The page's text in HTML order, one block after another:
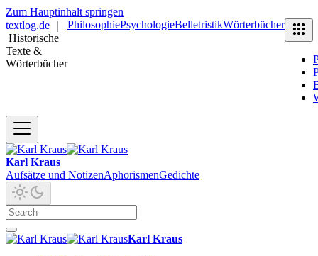
Zum Hauptinhalt springen
textlog.de
Historische
Texte &
Wörterbücher
PhilosophiePsychologieBelletristikWörterbücher
Karl Kraus
Aufsätze und NotizenAphorismenGedichte
Karl Kraus